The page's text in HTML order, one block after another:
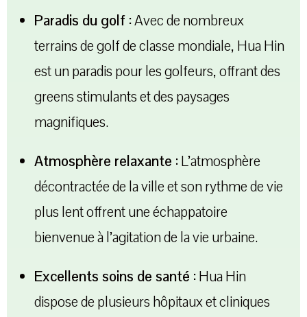
Paradis du golf :Avec de nombreux
terrains de golf de classe mondiale, Hua Hin
est un paradis pour les golfeurs, offrant des
greens stimulants et des paysages
magnifiques.
Atmosphère relaxante :L’atmosphère
décontractée de la ville et son rythme de vie
plus lent offrent une échappatoire
bienvenue à l’agitation de la vie urbaine.
Excellents soins de santé :Hua Hin
dispose de plusieurs hôpitaux et cliniques